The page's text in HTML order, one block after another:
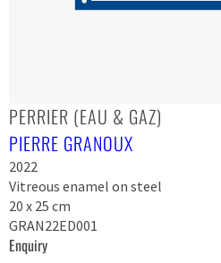
PERRIER (EAU & GAZ)
PIERRE GRANOUX
2022
Vitreous enamel on steel
20 x 25 cm
GRAN22ED001
Enquiry